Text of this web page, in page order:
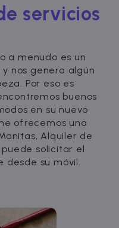
servicios
a menudo es un
nos genera algún
Por eso es
buenos
en su nuevo
ofrecemos una
Alquiler de
puede solicitar el
desde su móvil.